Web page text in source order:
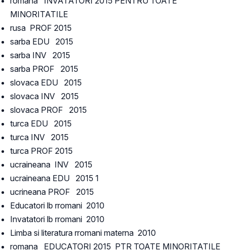
MINORITATILE
rusa PROF 2015
sarba EDU 2015
sarba INV 2015
sarba PROF 2015
slovaca EDU 2015
slovaca INV 2015
slovaca PROF 2015
turca EDU 2015
turca INV 2015
turca PROF 2015
ucraineana INV 2015
ucraineana EDU 2015 1
ucrineana PROF 2015
Educatori lb rromani 2010
Invatatori lb rromani 2010
Limba si literatura rromani materna 2010
romana EDUCATORI 2015 PTR TOATE MINORITATILE